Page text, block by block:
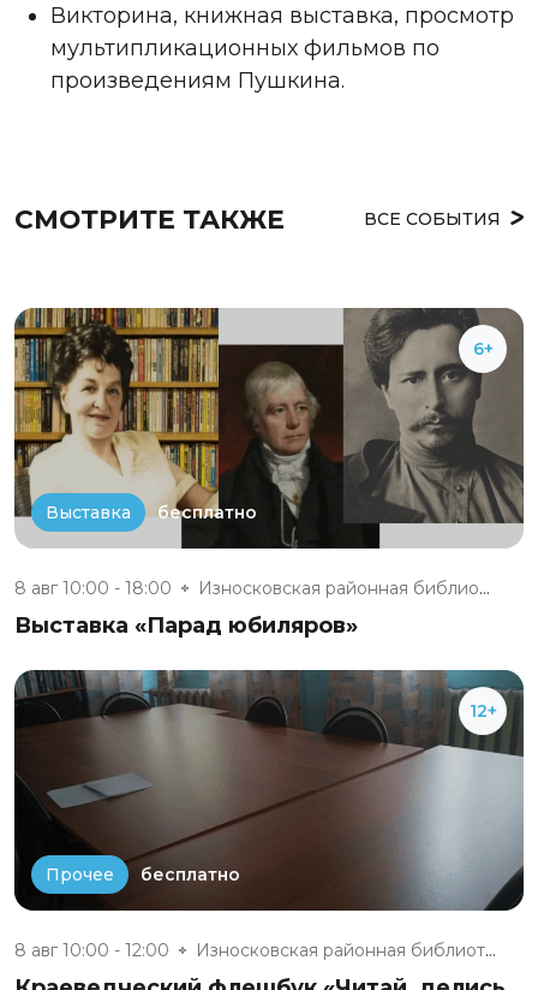
Викторина, книжная выставка, просмотр
мультипликационных фильмов по
произведениям Пушкина.
СМОТРИТЕ ТАКЖЕ ВСЕ СОБЫТИЯ
6+
Выставка бесплатно
8 авг 10:00 - 18:00 Износковская районная библиоте...
Выставка «Парад юбиляров»
12+
Прочее бесплатно
8 авг 10:00 - 12:00 Износковская районная библиоте...